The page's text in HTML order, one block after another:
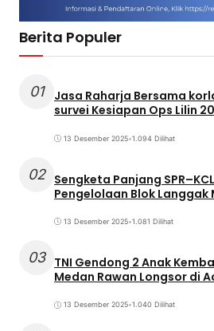
Berita Populer
01
Jasa Raharja Bersama
survei Kesiapan Ops Lilin
13 Desember 2025•1.094 Dilihat
02 Sengketa Panjang
Pengelolaan Blok Langgak
13 Desember 2025•1.081 Dilihat
03 TNI Gendong 2 Anak
Medan Rawan Longsor di
13 Desember 2025•1.040 Dilihat